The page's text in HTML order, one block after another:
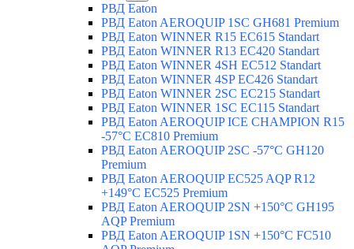
РВД Eaton
РВД Eaton AEROQUIP 1SC GH681 Premium
РВД Eaton WINNER R15 EC615 Standart
РВД Eaton WINNER R13 EC420 Standart
РВД Eaton WINNER 4SH EC512 Standart
РВД Eaton WINNER 4SP EC426 Standart
РВД Eaton WINNER 2SC EC215 Standart
РВД Eaton WINNER 1SC EC115 Standart
РВД Eaton AEROQUIP ICE CHAMPION R15
-57°C EC810 Premium
РВД Eaton AEROQUIP 2SC -57°C GH120
Premium
РВД Eaton AEROQUIP EC525 AQP R12
+149°C EC525 Premium
РВД Eaton AEROQUIP 2SN +150°C GH195
AQP Premium
РВД Eaton AEROQUIP 1SN +150°C FC510